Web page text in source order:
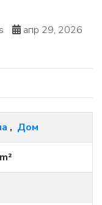
апр 29, 2026
, Дом